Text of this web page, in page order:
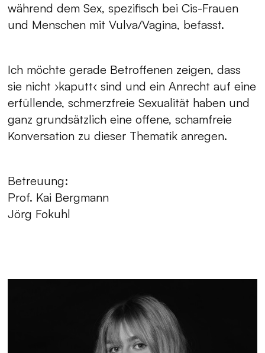
während dem Sex, spezifisch bei Cis-Frauen
und Menschen mit Vulva/Vagina, befasst.
Ich möchte gerade Betroffenen zeigen, dass
sie nicht ›kaputt‹ sind und ein Anrecht auf eine
erfüllende, schmerzfreie Sexualität haben und
ganz grundsätzlich eine offene, schamfreie
Konversation zu dieser Thematik anregen.
Betreuung:
Prof. Kai Bergmann
Jörg Fokuhl